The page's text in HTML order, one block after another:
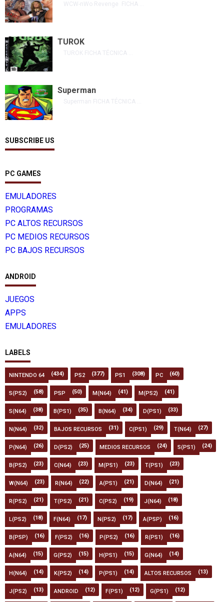
WCW-nWo Revenge FICHA ...
TUROK
TUROK FICHA TÉCNICA ...
Superman
Superman FICHA TÉCNICA ...
SUBSCRIBE US
PC GAMES
EMULADORES
PROGRAMAS
PC ALTOS RECURSOS
PC MEDIOS RECURSOS
PC BAJOS RECURSOS
ANDROID
JUEGOS
APPS
EMULADORES
LABELS
NINTENDO 64 (434) PS2 (377) PS1 (308) PC (60)
S(PS2) (58) PSP (50) M(N64) (41) M(PS2) (41)
S(N64) (38) B(PS1) (35) B(N64) (34) D(PS1) (33)
N(N64) (32) BAJOS RECURSOS (31) C(PS1) (29) T(N64) (27)
P(N64) (26) D(PS2) (25) MEDIOS RECURSOS (24) S(PS1) (24)
B(PS2) (23) C(N64) (23) M(PS1) (23) T(PS1) (23)
W(N64) (23) R(N64) (22) A(PS1) (21) D(N64) (21)
R(PS2) (21) T(PS2) (21) C(PS2) (19) J(N64) (18)
L(PS2) (18) F(N64) (17) N(PS2) (17) A(PSP) (16)
B(PSP) (16) F(PS2) (16) P(PS2) (16) R(PS1) (16)
A(N64) (15) G(PS2) (15) H(PS1) (15) G(N64) (14)
H(N64) (14) K(PS2) (14) P(PS1) (14) ALTOS RECURSOS (13)
J(PS2) (13) ANDROID (12) F(PS1) (12) G(PS1) (12)